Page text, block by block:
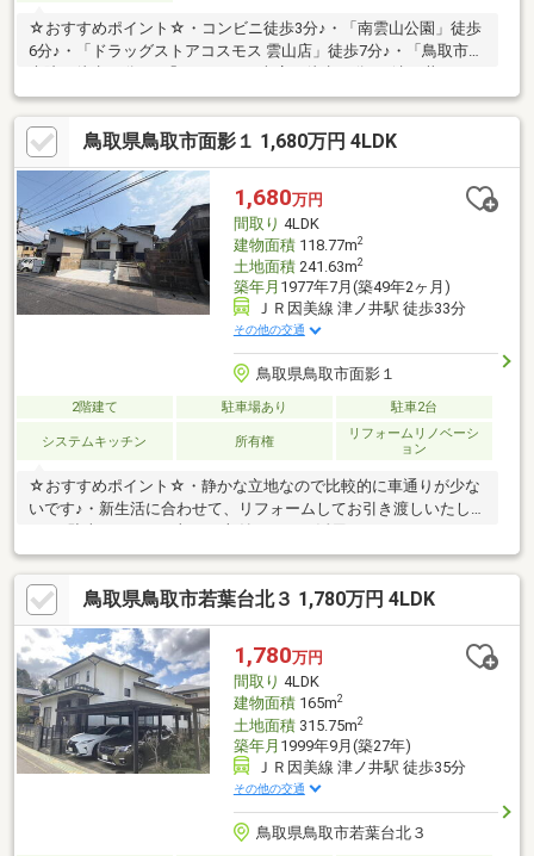
☆おすすめポイント☆・コンビニ徒歩3分♪・「南雲山公園」徒歩
6分♪・「ドラッグストアコスモス 雲山店」徒歩7分♪・「鳥取市立
ス近くでアクセス良好♪・静かな立地で比較的に車通りが少ないで
す♪・家族が個々の時間を大切にできる独立階段♪・対面式キッチ
ンなので、家族と会話しながら料理や片付けができます
♪◆◆──────────◆◆ 物件見学予約受付中！ お問い合わ
せはお早めに！ TEL【0857-30-7788】◆◆──────────◆◆
鳥取県鳥取市面影１ 1,680万円 4LDK
1,680万円
間取り 4LDK
建物面積118.77m2
土地面積241.63m2
築年月 1977年7月(築49年2ヶ月)
ＪＲ因美線 津ノ井駅 徒歩33分
その他の交通
鳥取県鳥取市面影１
2階建て 駐車場あり 駐車2台
システムキッチン 所有権
リフォームリノベーシ
ョン
☆おすすめポイント☆・静かな立地なので比較的に車通りが少な
いです♪・新生活に合わせて、リフォームしてお引き渡しいたしま
ります♪・家族が集まりたくなる１１帖の広々リビング♪・ライフ
スタイルに合わせて使える、和室・洋室のある住まい♪・ＷＩＣが
あるので収納場所に困りません♪・全ての居室に収納スペースを確
保しています♪◆◆──────────◆◆ 物件見学予約受付
中！ お問い合わせはお早めに！ TEL【0857-30-7788】
◆◆──────────◆◆
鳥取県鳥取市若葉台北３ 1,780万円 4LDK
1,780万円
間取り 4LDK
建物面積165m2
土地面積315.75m2
築年月 1999年9月(築27年)
ＪＲ因美線 津ノ井駅 徒歩35分
その他の交通
鳥取県鳥取市若葉台北３